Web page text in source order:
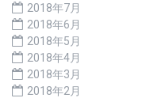
2018年7月
2018年6月
2018年5月
2018年4月
2018年3月
2018年2月